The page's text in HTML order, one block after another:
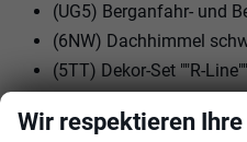
(UG5) Berganfahr- und
(6NW) Dachhimmel
(5TT) Dekor-Set ""R-
(7M3) Einstiegsleisten
Wir respektieren